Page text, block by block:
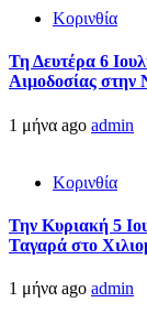
Κορινθία
Τη Δευτέρα 6
Αιμοδοσίας στην
1 μήνα ago admin
Κορινθία
Την Κυριακή 5
Ταγαρά στο
1 μήνα ago admin